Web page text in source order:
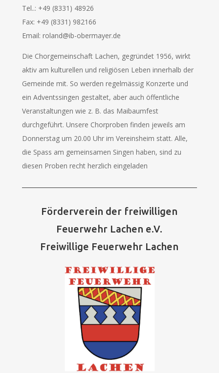
Tel..: +49 (8331) 48926
Fax: +49 (8331) 982166
Email: roland@ib-obermayer.de
Die Chorgemeinschaft Lachen, gegründet 1956, wirkt
aktiv am kulturellen und religiösen Leben innerhalb der
Gemeinde mit. So werden regelmässig Konzerte und
ein Adventssingen gestaltet, aber auch öffentliche
Veranstaltungen wie z. B. das Maibaumfest
durchgeführt. Unsere Chorproben finden jeweils am
Donnerstag um 20.00 Uhr im Vereinsheim statt. Alle,
die Spass am gemeinsamen Singen haben, sind zu
diesen Proben recht herzlich eingeladen
Förderverein der freiwilligen
Feuerwehr Lachen e.V.
Freiwillige Feuerwehr Lachen